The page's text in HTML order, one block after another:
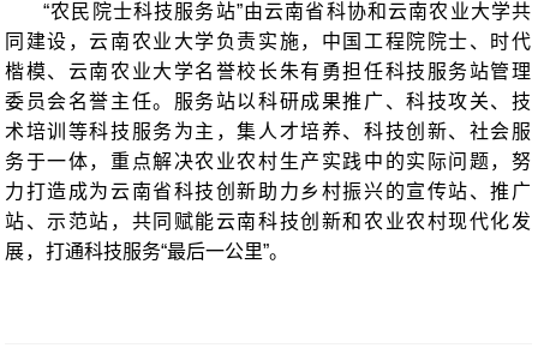
“农民院士科技服务站”由云南省科协和云南农业大学共
同建设，云南农业大学负责实施，中国工程院院士、时代
楷模、云南农业大学名誉校长朱有勇担任科技服务站管理
委员会名誉主任。服务站以科研成果推广、科技攻关、技
术培训等科技服务为主，集人才培养、科技创新、社会服
务于一体，重点解决农业农村生产实践中的实际问题，努
力打造成为云南省科技创新助力乡村振兴的宣传站、推广
站、示范站，共同赋能云南科技创新和农业农村现代化发
展， 打通科技服务“最后一公里”。